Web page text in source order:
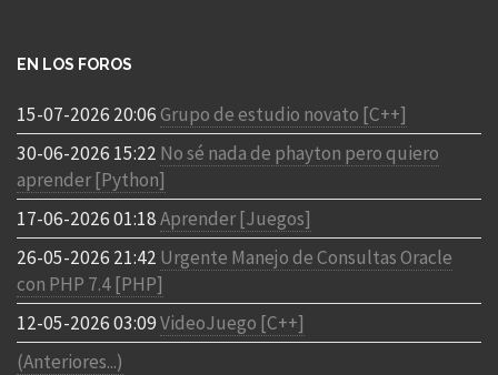
EN LOS FOROS
15-07-2026 20:06Grupo de estudio novato [C++]
30-06-2026 15:22 No sé nada de phayton pero quiero
aprender [Python]
17-06-2026 01:18Aprender [Juegos]
26-05-2026 21:42 Urgente Manejo de Consultas Oracle
con PHP 7.4 [PHP]
12-05-2026 03:09VideoJuego [C++]
(Anteriores...)